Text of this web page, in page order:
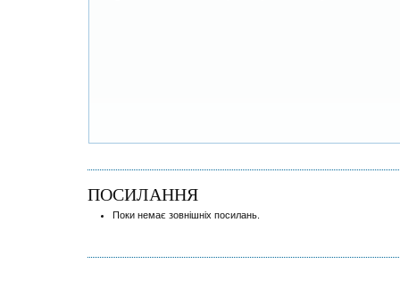
ПОСИЛАННЯ
Поки немає зовнішніх посилань.